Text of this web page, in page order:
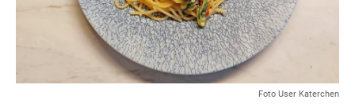
Foto User Katerchen